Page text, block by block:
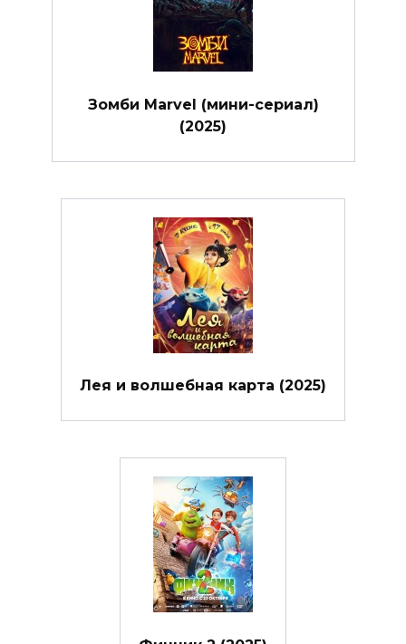
Зомби Marvel (мини-сериал)
(2025)
Лея и волшебная карта (2025)